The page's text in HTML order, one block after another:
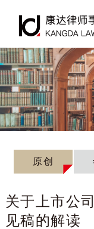
原创
关于上市公
见稿的解读